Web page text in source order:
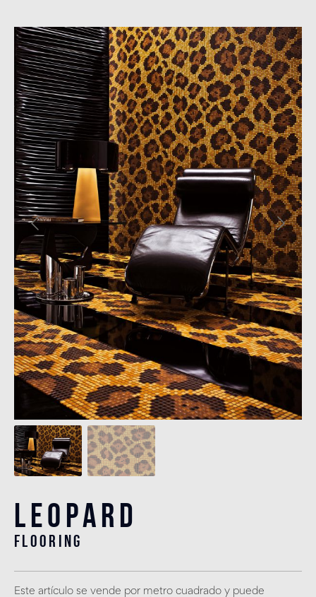
Leopard
flooring
Este artículo se vende por metro cuadrado y puede